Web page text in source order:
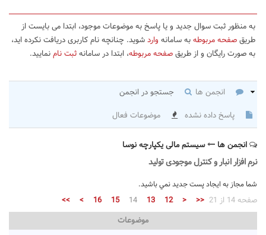
به منظور ثبت سوال جدید و یا پاسخ به موضوعات موجود، ابتدا می بایست از
طریقصفحه مربوطهبه سامانه واردشوید. چنانچه نام کاربری دریافت نکرده اید،
به صورت رایگان و از طریقصفحه مربوطه، ابتدا در سامانهثبت نامنمایید.
انجمن ها
جستجو در انجمن
پاسخ داده نشده
موضوعات فعال
انجمن ها سیستم مالی یکپارچه نوسا
نرم افزار انبار و کنترل موجودی تولید
شما مجاز به ايجاد پست جديد نمي باشيد.
صفحه 14 از 21 <<
<
12
13
14
15
16
>
>>
موضوعات